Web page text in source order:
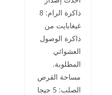
ذاكرة الرام: 8
غيغابايت من
ذاكرة الوصول
العشوائي
المطلوبة.
مساحة القرص
الصلب: 5 جيجا